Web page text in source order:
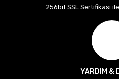
256bit SSL Sertifikası
YARDIM &